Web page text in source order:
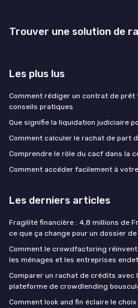
Trouver une solution de
Les plus lus
Comment rédiger un contrat de
conseils pratiques
Que signifie la liquidation judiciaire
Comment calculer le rachat de part
Comprendre le rôle du cacf dans la
Comment accéder facilement à
Les derniers articles
Fragilité financière : 4,8 millions de
ce que ça change pour un dossier
Comment le crowdfactoring
les ménages et les entreprises
Comparer un rachat de crédits avec
plateforme de crowdlending
Comment look and fin éclaire le